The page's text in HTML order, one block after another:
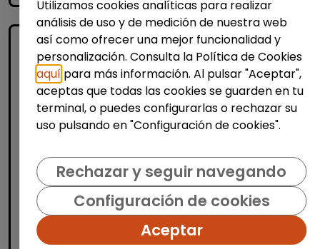
Operario/ària de limpieza -
l'armentera (suplencias de
vacaciones y puesto fijo)
SERNET SOCIAL | España(Girona)
Utilizamos cookies analíticas para realizar
análisis de uso y de medición de nuestra web
así como ofrecer una mejor funcionalidad y
personalización. Consulta la Política de Cookies
aquí para más información. Al pulsar "Aceptar",
aceptas que todas las cookies se guarden en tu
terminal, o puedes configurarlas o rechazar su
uso pulsando en "Configuración de cookies".
Rechazar y seguir navegando
Configuración de cookies
Aceptar